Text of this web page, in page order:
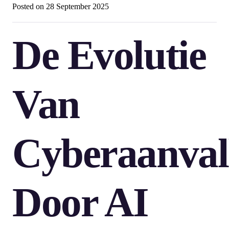
Posted on 28 September 2025
De Evolutie
Van
Door AI